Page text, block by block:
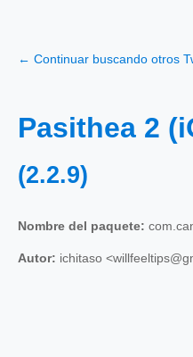
← Continuar buscando otros
Pasithea 2
(2.2.9)
Nombre del paquete:
Autor: ichitaso